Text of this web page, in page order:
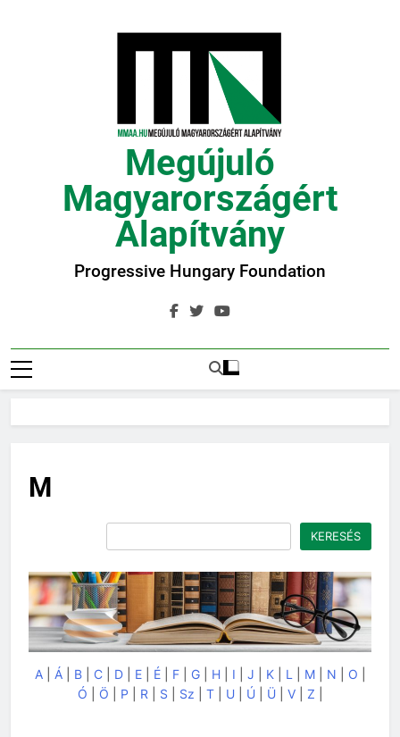
Megújuló
Magyarországért
Alapítvány
Progressive Hungary Foundation
M
KERESÉS
A| Á| B| C| D| E| É| F| G| H| I J K| L M| N O
Ó
Ö P R S Sz T| U| Ú| Ü| V| Z